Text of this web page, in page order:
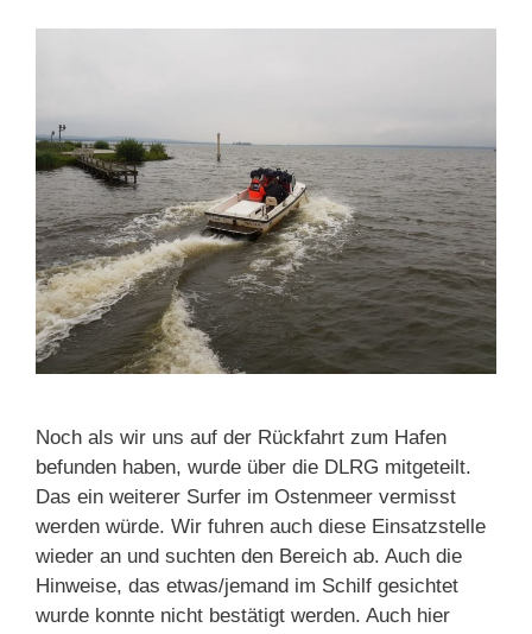
Noch als wir uns auf der Rückfahrt zum Hafen
befunden haben, wurde über die DLRG mitgeteilt.
Das ein weiterer Surfer im Ostenmeer vermisst
werden würde. Wir fuhren auch diese Einsatzstelle
wieder an und suchten den Bereich ab. Auch die
Hinweise, das etwas/jemand im Schilf gesichtet
wurde konnte nicht bestätigt werden. Auch hier